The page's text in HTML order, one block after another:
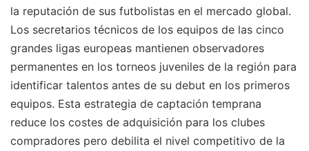
la reputación de sus futbolistas en el mercado global.
Los secretarios técnicos de los equipos de las cinco
grandes ligas europeas mantienen observadores
permanentes en los torneos juveniles de la región para
identificar talentos antes de su debut en los primeros
equipos. Esta estrategia de captación temprana
reduce los costes de adquisición para los clubes
compradores pero debilita el nivel competitivo de la